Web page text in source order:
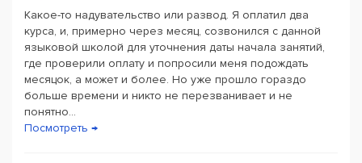
Powered byLeaflet— © Google 2026
Какое-то надувательство или развод. Я оплатил два
курса, и, примерно через месяц, созвонился с данной
языковой школой для уточнения даты начала занятий,
где проверили оплату и попросили меня подождать
месяцок, а может и более. Но уже прошло гораздо
больше времени и никто не перезванивает и не
понятно...
Посмотреть →